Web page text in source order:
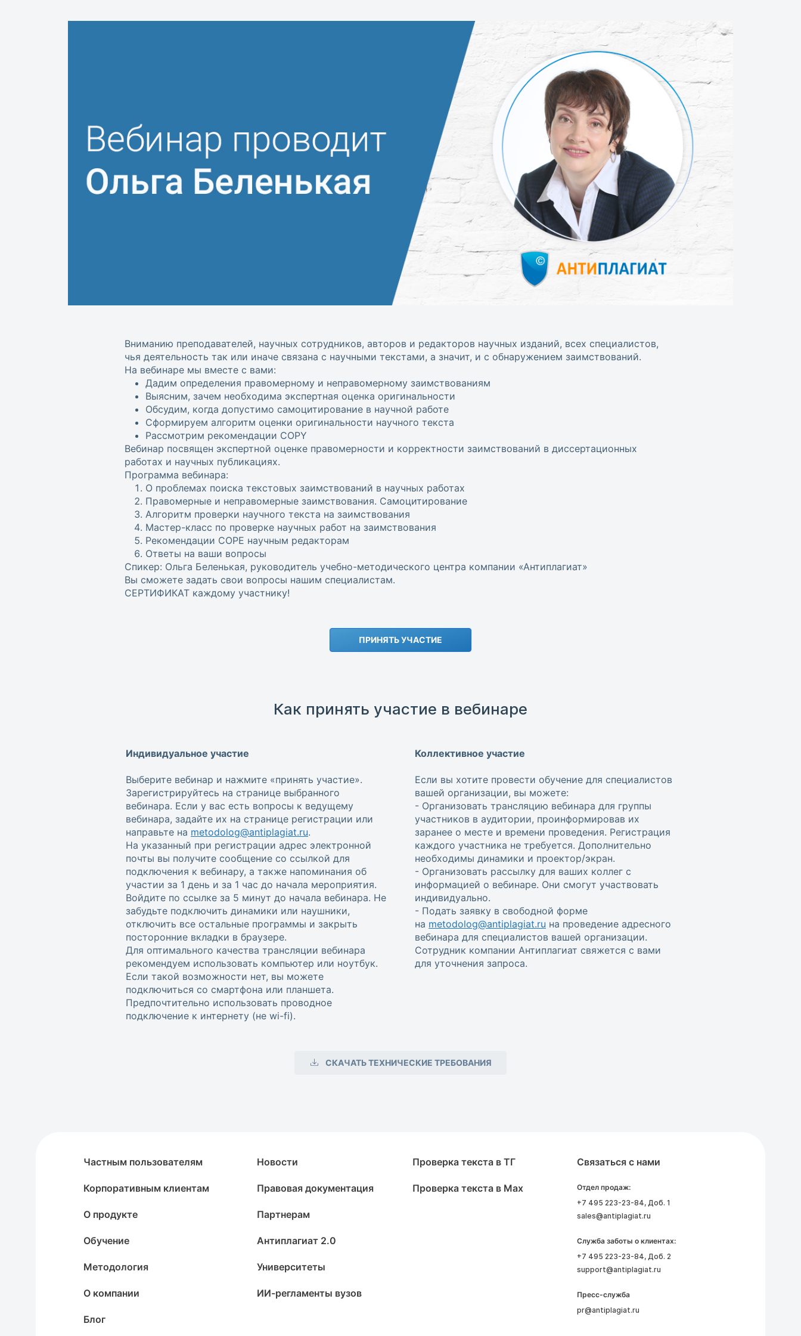
Вниманию преподавателей, научных сотрудников, авторов и редакторов научных изданий, всех специалистов,
чья деятельность так или иначе связана с научными текстами, а значит, и с обнаружением заимствований.
На вебинаре мы вместе с вами:
Дадим определения правомерному и неправомерному заимствованиям
Выясним, зачем необходима экспертная оценка оригинальности
Обсудим, когда допустимо самоцитирование в научной работе
Сформируем алгоритм оценки оригинальности научного текста
Рассмотрим рекомендации COPY
Вебинар посвящен экспертной оценке правомерности и корректности заимствований в диссертационных
работах и научных публикациях.
Программа вебинара:
О проблемах поиска текстовых заимствований в научных работах
Правомерные и неправомерные заимствования. Самоцитирование
Алгоритм проверки научного текста на заимствования
Мастер-класс по проверке научных работ на заимствования
Рекомендации COPE научным редакторам
Ответы на ваши вопросы
Спикер: Ольга Беленькая, руководитель учебно-методического центра компании «Антиплагиат»
Вы сможете задать свои вопросы нашим специалистам.
СЕРТИФИКАТ каждому участнику!
ПРИНЯТЬ УЧАСТИЕ
Как принять участие в вебинаре
Индивидуальное участие
Выберите вебинар и нажмите «принять участие».
Зарегистрируйтесь на странице выбранного
вебинара. Если у вас есть вопросы к ведущему
вебинара, задайте их на странице регистрации или
направьте на metodolog@antiplagiat.ru.
На указанный при регистрации адрес электронной
почты вы получите сообщение со ссылкой для
подключения к вебинару, а также напоминания об
участии за 1 день и за 1 час до начала мероприятия.
Войдите по ссылке за 5 минут до начала вебинара. Не
забудьте подключить динамики или наушники,
отключить все остальные программы и закрыть
посторонние вкладки в браузере.
Для оптимального качества трансляции вебинара
рекомендуем использовать компьютер или ноутбук.
Если такой возможности нет, вы можете
подключиться со смартфона или планшета.
Предпочтительно использовать проводное
подключение к интернету (не wi-fi).
Коллективное участие
Если вы хотите провести обучение для специалистов
вашей организации, вы можете:
- Организовать трансляцию вебинара для группы
участников в аудитории, проинформировав их
заранее о месте и времени проведения. Регистрация
каждого участника не требуется. Дополнительно
необходимы динамики и проектор/экран.
- Организовать рассылку для ваших коллег с
информацией о вебинаре. Они смогут участвовать
индивидуально.
- Подать заявку в свободной форме
на metodolog@antiplagiat.ru на проведение адресного
вебинара для специалистов вашей организации.
Сотрудник компании Антиплагиат свяжется с вами
для уточнения запроса.
СКАЧАТЬ ТЕХНИЧЕСКИЕ ТРЕБОВАНИЯ
Частным пользователям
Корпоративным клиентам
О продукте
Обучение
Методология
О компании
Блог
Новости
Правовая документация
Партнерам
Антиплагиат 2.0
Университеты
ИИ-регламенты вузов
Проверка текста в ТГ
Проверка текста в Max
Связаться с нами
Отдел продаж:
+7 495 223-23-84, Доб. 1
sales@antiplagiat.ru
Служба заботы о клиентах:
+7 495 223-23-84, Доб. 2
support@antiplagiat.ru
Пресс-служба
pr@antiplagiat.ru